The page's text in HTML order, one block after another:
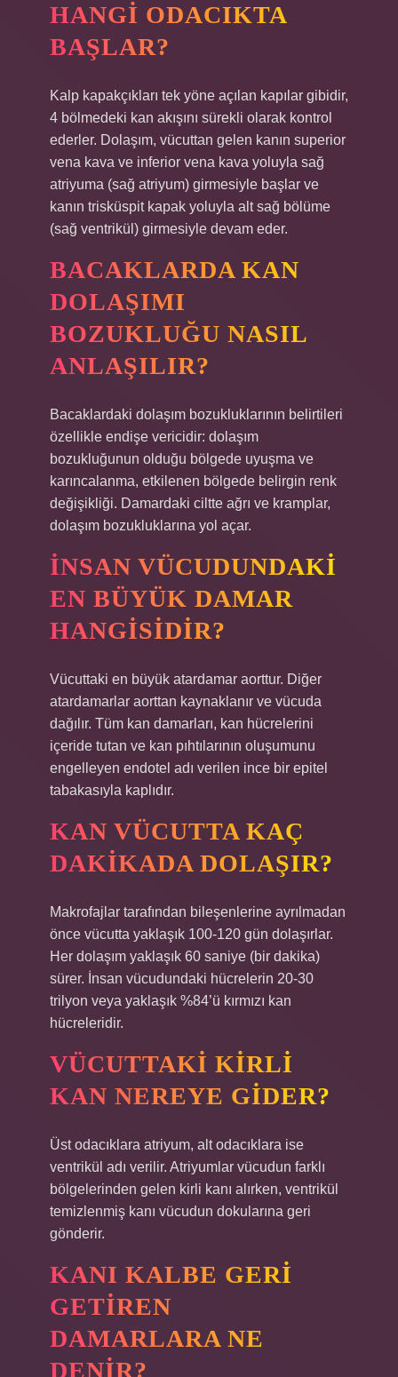
HANGI ODACIKTA
BAŞLAR?
Kalp kapakçıkları tek yöne açılan kapılar gibidir,
4 bölmedeki kan akışını sürekli olarak kontrol
ederler. Dolaşım, vücuttan gelen kanın superior
vena kava ve inferior vena kava yoluyla sağ
atriyuma (sağ atriyum) girmesiyle başlar ve
kanın trisküspit kapak yoluyla alt sağ bölüme
(sağ ventrikül) girmesiyle devam eder.
BACAKLARDA KAN
DOLAŞIMI
BOZUKLUĞU NASIL
ANLAŞILIR?
Bacaklardaki dolaşım bozukluklarının belirtileri
özellikle endişe vericidir: dolaşım
bozukluğunun olduğu bölgede uyuşma ve
karıncalanma, etkilenen bölgede belirgin renk
değişikliği. Damardaki ciltte ağrı ve kramplar,
dolaşım bozukluklarına yol açar.
İNSAN VÜCUDUNDAKI
EN BÜYÜK DAMAR
HANGISIDIR?
Vücuttaki en büyük atardamar aorttur. Diğer
atardamarlar aorttan kaynaklanır ve vücuda
dağılır. Tüm kan damarları, kan hücrelerini
içeride tutan ve kan pıhtılarının oluşumunu
engelleyen endotel adı verilen ince bir epitel
tabakasıyla kaplıdır.
KAN VÜCUTTA KAÇ
DAKIKADA DOLAŞIR?
Makrofajlar tarafından bileşenlerine ayrılmadan
önce vücutta yaklaşık 100-120 gün dolaşırlar.
Her dolaşım yaklaşık 60 saniye (bir dakika)
sürer. İnsan vücudundaki hücrelerin 20-30
trilyon veya yaklaşık %84’ü kırmızı kan
hücreleridir.
VÜCUTTAKI KIRLI
KAN NEREYE GIDER?
Üst odacıklara atriyum, alt odacıklara ise
ventrikül adı verilir. Atriyumlar vücudun farklı
bölgelerinden gelen kirli kanı alırken, ventrikül
temizlenmiş kanı vücudun dokularına geri
gönderir.
KANI KALBE GERI
GETIREN
DAMARLARA NE
DENIR?